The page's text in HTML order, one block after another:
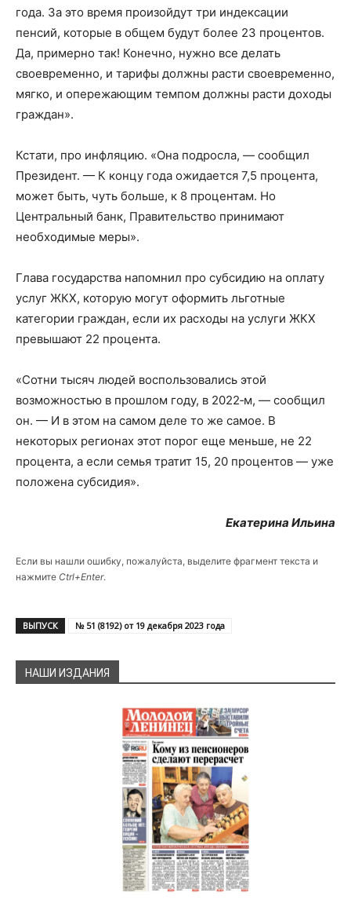
года. За это время произойдут три индексации
пенсий, которые в общем будут более 23 процентов.
Да, примерно так! Конечно, нужно все делать
своевременно, и тарифы должны расти своевременно,
мягко, и опережающим темпом должны расти доходы
граждан».
Кстати, про инфляцию. «Она подросла, — сообщил
Президент. — К концу года ожидается 7,5 процента,
может быть, чуть больше, к 8 процентам. Но
Центральный банк, Правительство принимают
необходимые меры».
Глава государства напомнил про субсидию на оплату
услуг ЖКХ, которую могут оформить льготные
категории граждан, если их расходы на услуги ЖКХ
превышают 22 процента.
«Сотни тысяч людей воспользовались этой
возможностью в прошлом году, в 2022‑м, — сообщил
он. — И в этом на самом деле то же самое. В
некоторых регионах этот порог еще меньше, не 22
процента, а если семья тратит 15, 20 процентов — уже
положена субсидия».
Екатерина Ильина
Если вы нашли ошибку, пожалуйста, выделите фрагмент текста и
нажмите Ctrl+Enter.
ВЫПУСК № 51 (8192) от 19 декабря 2023 года
НАШИ ИЗДАНИЯ